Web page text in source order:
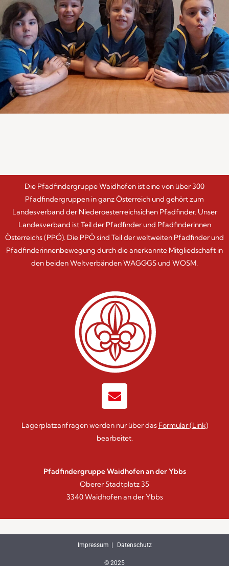
Die Pfadfindergruppe Waidhofen ist eine von über 300
Pfadfindergruppen in ganz Österreich und gehört zum
Landesverband der Niederoesterreichsichen Pfadfinder. Unser
Landesverband ist Teil der Pfadfinder und Pfadfinderinnen
Österreichs (PPÖ). Die PPÖ sind Teil der weltweiten Pfadfinder und
Pfadfinderinnenbewegung durch die anerkannte Mitgliedschaft in
den beiden Weltverbänden WAGGGS und WOSM.
Lagerplatzanfragen werden nur über das Formular(Link)
bearbeitet.
Pfadfindergruppe Waidhofen an der Ybbs
Oberer Stadtplatz 35
3340 Waidhofen an der Ybbs
Impressum Datenschutz
© 2025